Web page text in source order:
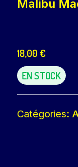
Malibu
18,00 €
EN STOCK
Catégories: